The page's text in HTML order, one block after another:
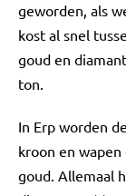
geworden, als
kost al snel
goud en
ton.
In Erp worden
kroon en
goud. Allemaal